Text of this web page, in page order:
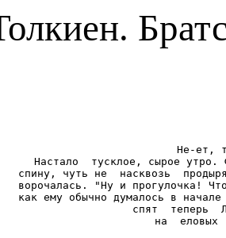
Не-ет,
Настало  тусклое, сырое
спину, чуть не  насквозь
ворочалась. "Ну и прогулочка!
как ему обычно думалось в
спят  теперь
на  еловых